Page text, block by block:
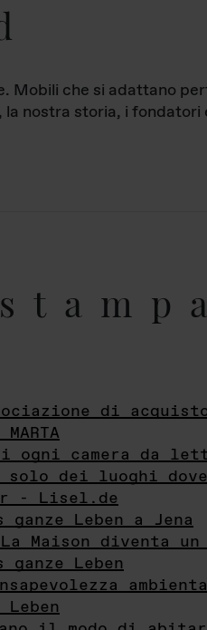
Mobili che si adattano
nostra storia, i
di
ogni camera da
solo dei luoghi
- Lisel.de
Leben a Jena
Maison diventa
Leben